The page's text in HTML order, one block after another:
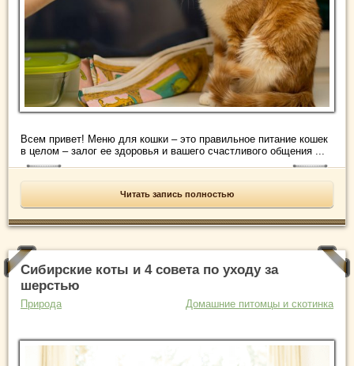
Всем привет! Меню для кошки – это правильное питание кошек
в целом – залог ее здоровья и вашего счастливого общения ...
Читать запись полностью
Сибирские коты и 4 совета по уходу за
шерстью
Природа Домашние питомцы и скотинка